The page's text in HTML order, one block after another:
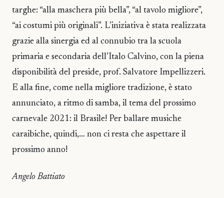
targhe: “alla maschera più bella”, “al tavolo migliore”,
“ai costumi più originali”. L’iniziativa è stata realizzata
grazie alla sinergia ed al connubio tra la scuola
primaria e secondaria dell’Italo Calvino, con la piena
disponibilità del preside, prof. Salvatore Impellizzeri.
E alla fine, come nella migliore tradizione, è stato
annunciato, a ritmo di samba, il tema del prossimo
carnevale 2021: il Brasile! Per ballare musiche
caraibiche, quindi,… non ci resta che aspettare il
prossimo anno!
Angelo Battiato